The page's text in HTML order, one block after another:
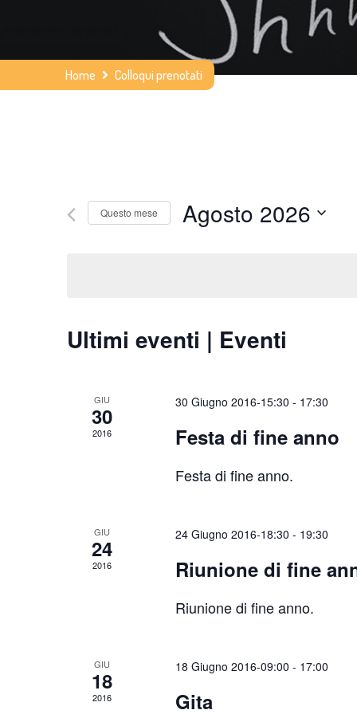
Home Colloqui prenotati
Questo mese Agosto 2026
z
n
a
a
a
Ultimi eventi | Eventi
GIU
30
2016
30 Giugno 2016-15:30 - 17:30
Festa di fine anno
Festa di fine anno.
GIU
24
2016
24 Giugno 2016-18:30 - 19:30
Riunione di fine
Riunione di fine anno.
GIU
18
2016
18 Giugno 2016-09:00 - 17:00
Gita